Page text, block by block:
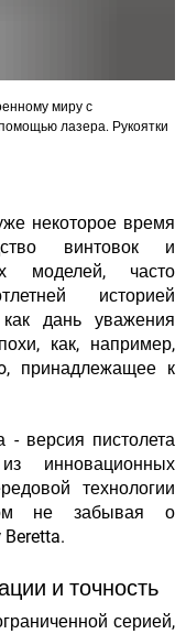
миру с
лазера. Рукоятки
некоторое время
винтовок и
моделей, часто
историей
дань уважения
как, например,
принадлежащее к
- версия пистолета
инновационных
технологии
не забывая о
Beretta.
и точность
серией,